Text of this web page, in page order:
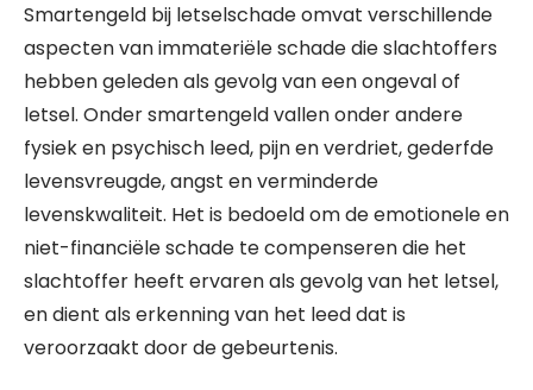
Smartengeld bij letselschade omvat verschillende
aspecten van immateriële schade die slachtoffers
hebben geleden als gevolg van een ongeval of
letsel. Onder smartengeld vallen onder andere
fysiek en psychisch leed, pijn en verdriet, gederfde
levensvreugde, angst en verminderde
levenskwaliteit. Het is bedoeld om de emotionele en
niet-financiële schade te compenseren die het
slachtoffer heeft ervaren als gevolg van het letsel,
en dient als erkenning van het leed dat is
veroorzaakt door de gebeurtenis.